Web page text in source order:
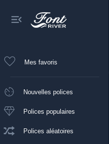
Mes favoris
Nouvelles polices
Polices populaires
Polices aléatoires